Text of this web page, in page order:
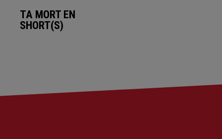
TA MORT EN
SHORT(S)